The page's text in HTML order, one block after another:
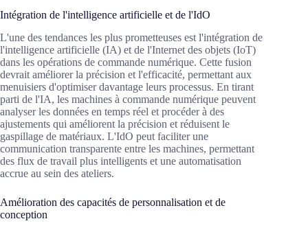
Intégration de l'intelligence artificielle et de l'IdO
L'une des tendances les plus prometteuses est l'intégration de
l'intelligence artificielle (IA) et de l'Internet des objets (IoT)
dans les opérations de commande numérique. Cette fusion
devrait améliorer la précision et l'efficacité, permettant aux
menuisiers d'optimiser davantage leurs processus. En tirant
parti de l'IA, les machines à commande numérique peuvent
analyser les données en temps réel et procéder à des
ajustements qui améliorent la précision et réduisent le
gaspillage de matériaux. L'IdO peut faciliter une
communication transparente entre les machines, permettant
des flux de travail plus intelligents et une automatisation
accrue au sein des ateliers.
Amélioration des capacités de personnalisation et de
conception